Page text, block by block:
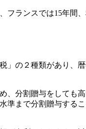
ランスでは15年間
の２種類があり、
分割贈与をしても
まで分割贈与する